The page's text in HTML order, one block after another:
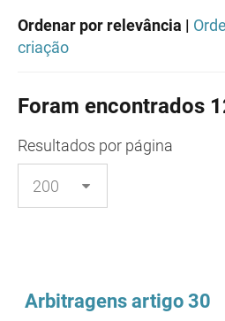
Ordenar por relevância |
criação
Foram encontrados
Resultados por página
Arbitragens artigo 30